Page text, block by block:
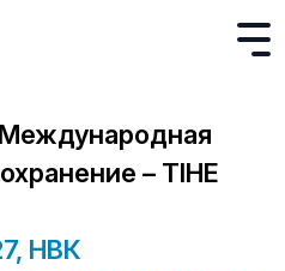
– TIHE
НВК